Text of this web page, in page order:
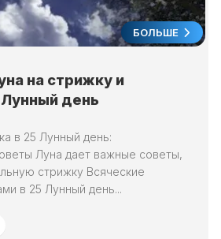
БОЛЬШЕ
на стрижку и
день
в 25 Лунный день:
Луна дает важные советы,
стрижку Всяческие
в 25 Лунный день...